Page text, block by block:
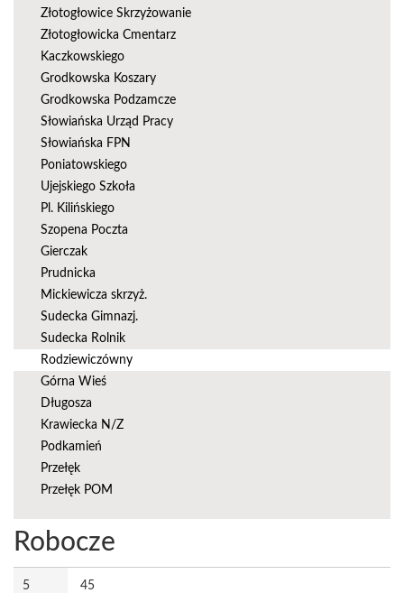
Złotogłowice Skrzyżowanie
Złotogłowicka Cmentarz
Kaczkowskiego
Grodkowska Koszary
Grodkowska Podzamcze
Słowiańska Urząd Pracy
Słowiańska FPN
Poniatowskiego
Ujejskiego Szkoła
Pl. Kilińskiego
Szopena Poczta
Gierczak
Prudnicka
Mickiewicza skrzyż.
Sudecka Gimnazj.
Sudecka Rolnik
Rodziewiczówny
Górna Wieś
Długosza
Krawiecka N/Z
Podkamień
Przełęk
Przełęk POM
Robocze
5 45